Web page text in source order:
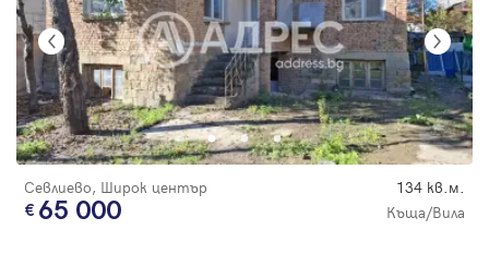
Севлиево, Широк център 134 кв.м.
65 000 Къща/Вила